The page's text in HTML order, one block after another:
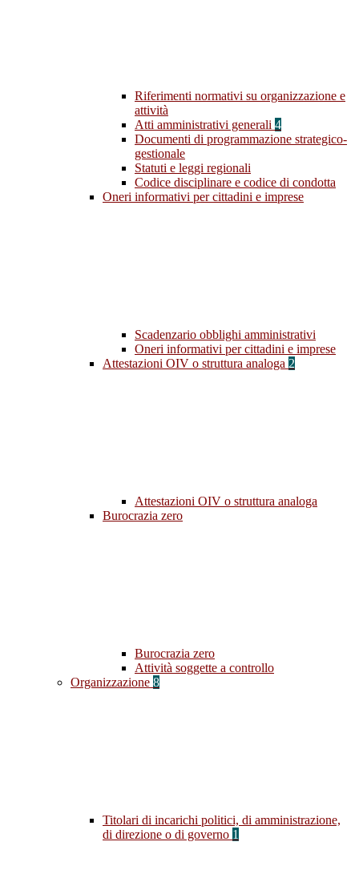
Riferimenti normativi su organizzazione e
attività
Atti amministrativi generali 4
Documenti di programmazione strategico-
gestionale
Statuti e leggi regionali
Codice disciplinare e codice di condotta
Oneri informativi per cittadini e imprese
Scadenzario obblighi amministrativi
Oneri informativi per cittadini e imprese
Attestazioni OIV o struttura analoga 2
Attestazioni OIV o struttura analoga
Burocrazia zero
Burocrazia zero
Attività soggette a controllo
Organizzazione 8
Titolari di incarichi politici, di amministrazione,
di direzione o di governo 1